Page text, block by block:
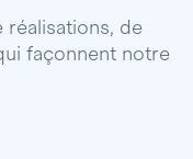
réalisations, de
façonnent notre